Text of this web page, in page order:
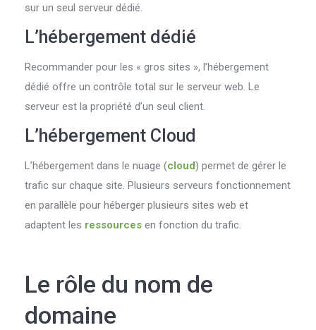
sur un seul serveur dédié.
L’hébergement dédié
Recommander pour les « gros sites », l’hébergement
dédié offre un contrôle total sur le serveur web. Le
serveur est la propriété d’un seul client.
L’hébergement Cloud
L’hébergement dans le nuage (cloud) permet de gérer le
trafic sur chaque site. Plusieurs serveurs fonctionnement
en parallèle pour héberger plusieurs sites web et
adaptent les ressources en fonction du trafic.
Le rôle du nom de
domaine